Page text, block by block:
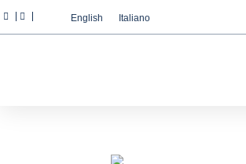
English Italiano
Abbiamo
Utilizziamo i